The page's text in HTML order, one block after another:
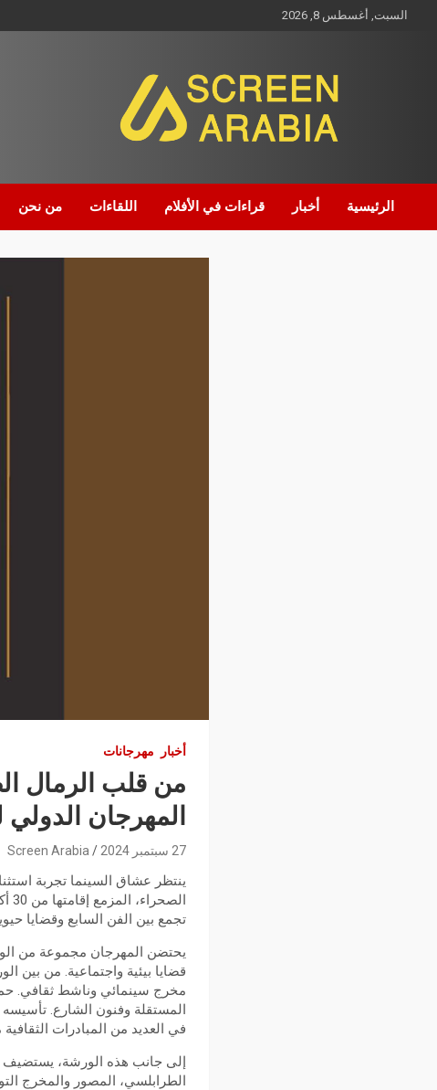
السبت, أغسطس 8, 2026
Screen Arabia
الرئيسية أخبار قراءات في الأفلام اللقاءات من نحن
أخبار مهرجانات
من قلب الرمال
المهرجان
27 سبتمبر 2024 Screen Arabia
ينتظر عشاق السينما تجربة
تجمع بين الفن السابع وقضايا
يحتضن المهرجان مجموعة من
قضايا بيئية واجتماعية. من بين
مخرج سينمائي وناشط ثقافي.
المستقلة وفنون الشارع.
في العديد من المبادرات
إلى جانب هذه الورشة، يستضيف
الطرابلسي، المصور والمخرج